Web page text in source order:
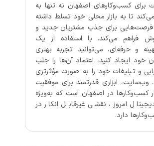
برای کسب‌وکارهای اصفهان نه تنها به
تا به بازار محلی خود تسلط داشته
فرصت‌هایی برای جذب مشتریان جدید و
فراهم می‌کند. با استفاده از یک
و حرفه‌ای، می‌توانید تجربه بهتری
خود ایجاد کنید، اعتماد آن‌ها را جلب
و تبلیغات خود را به صورت مؤثرتری
وب‌سایت، ابزاری قدرتمند برای موفقیت
کسب‌وکارها در اصفهان است که به‌ویژه
امروز، نقشی غیرقابل انکار در
دارد.